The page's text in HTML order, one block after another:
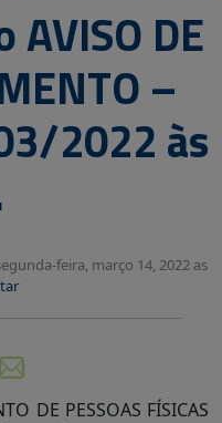
DE
–
2022 às
feira, março 14, 2022 as
DE PESSOAS FÍSICAS